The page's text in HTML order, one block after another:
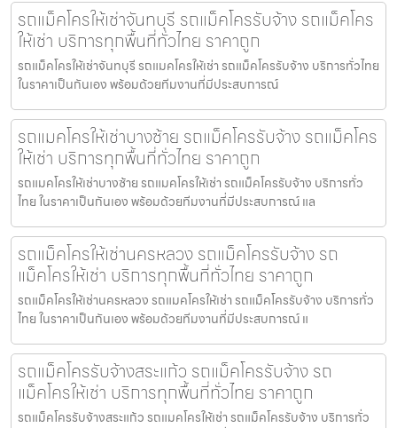
รถแม็คโครให้เช่าจันทบุรี รถแม็คโครรับจ้าง รถแม็คโคร
ให้เช่า บริการทุกพื้นที่ทั่วไทย ราคาถูก
รถแม็คโครให้เช่าจันทบุรี รถแมคโครให้เช่า รถแม็คโครรับจ้าง บริการทั่วไทย
ในราคาเป็นกันเอง พร้อมด้วยทีมงานที่มีประสบการณ์
รถแมคโครให้เช่าบางซ้าย รถแม็คโครรับจ้าง รถแม็คโคร
ให้เช่า บริการทุกพื้นที่ทั่วไทย ราคาถูก
รถแมคโครให้เช่าบางซ้าย รถแมคโครให้เช่า รถแม็คโครรับจ้าง บริการทั่ว
ไทย ในราคาเป็นกันเอง พร้อมด้วยทีมงานที่มีประสบการณ์ แล
รถแม็คโครให้เช่านครหลวง รถแม็คโครรับจ้าง รถ
แม็คโครให้เช่า บริการทุกพื้นที่ทั่วไทย ราคาถูก
รถแม็คโครให้เช่านครหลวง รถแมคโครให้เช่า รถแม็คโครรับจ้าง บริการทั่ว
ไทย ในราคาเป็นกันเอง พร้อมด้วยทีมงานที่มีประสบการณ์ แ
รถแม็คโครรับจ้างสระแก้ว รถแม็คโครรับจ้าง รถ
แม็คโครให้เช่า บริการทุกพื้นที่ทั่วไทย ราคาถูก
รถแม็คโครรับจ้างสระแก้ว รถแมคโครให้เช่า รถแม็คโครรับจ้าง บริการทั่ว